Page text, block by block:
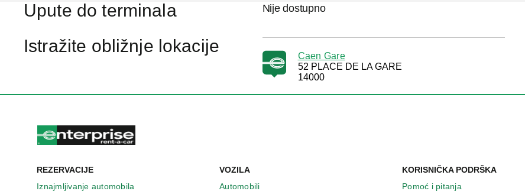
s
o
t
a
o
v
m
Upute do terminala Nije dostupno
Istražite obližnje lokacije
Caen Gare
52 PLACE DE LA GARE
14000
REZERVACIJE
Iznajmljivanje automobila
VOZILA
Automobili
KORISNIČKA PODRŠKA
Pomoć i pitanja